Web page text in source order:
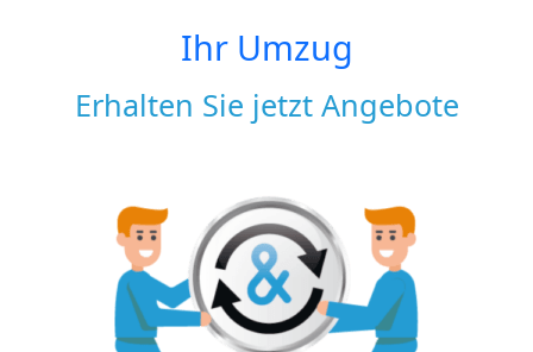
Ihr Umzug
Erhalten Sie jetzt Angebote